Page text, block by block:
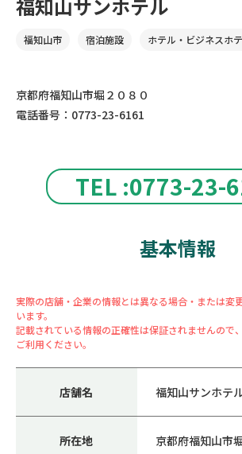
TEL :0773-23-
福知山サンホテル
福知山市 宿泊施設 ホテル・ビジネスホ
京都府福知山市堀２０８０
電話番号：0773-23-6161
基本情報
実際の店舗・企業の情報とは異なる場合・または変
います。
記載されている情報の正確性は保証されませんので
ご利用ください。
店舗名 福知山サンホテ
所在地 京都府福知山市